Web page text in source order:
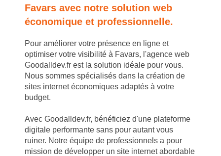
Favars avec notre solution web
économique et professionnelle.
Pour améliorer votre présence en ligne et
optimiser votre visibilité à Favars, l'agence web
Goodalldev.fr est la solution idéale pour vous.
Nous sommes spécialisés dans la création de
sites internet économiques adaptés à votre
budget.
Avec Goodalldev.fr, bénéficiez d'une plateforme
digitale performante sans pour autant vous
ruiner. Notre équipe de professionnels a pour
mission de développer un site internet abordable